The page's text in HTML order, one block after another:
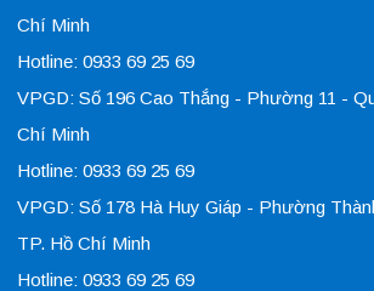
Chí Minh
Hotline: 0933 69 25 69
VPGD: Số 196 Cao Thắng - Phường 11 -
Chí Minh
Hotline: 0933 69 25 69
VPGD: Số 178 Hà Huy Giáp - Phường
TP. Hồ Chí Minh
Hotline: 0933 69 25 69